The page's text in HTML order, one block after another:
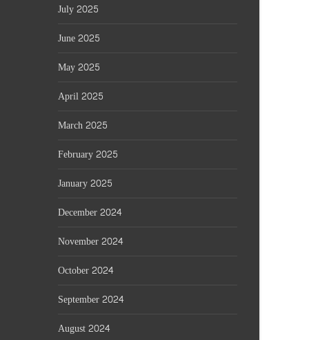
July 2025
June 2025
May 2025
April 2025
March 2025
February 2025
January 2025
December 2024
November 2024
October 2024
September 2024
August 2024